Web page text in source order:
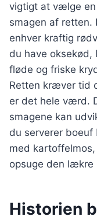
vigtigt at vælge
smagen af retten.
enhver kraftig
du have oksekød,
fløde og friske
Retten kræver tid
er det hele værd.
smagene kan
du serverer boeuf
med
opsuge den lækre
Historien